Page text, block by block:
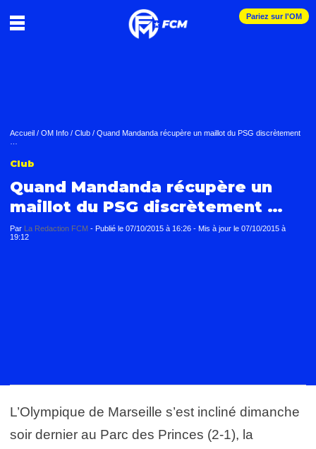
Pariez sur l'OM
Accueil / OM Info / Club / Quand Mandanda récupère un maillot du PSG discrètement
Club
Quand Mandanda récupère un
maillot du PSG discrètement …
Par La Redaction FCM - Publié le 07/10/2015 à 16:26 - Mis à jour le 07/10/2015 à
19:12
L’Olympique de Marseille s’est incliné dimanche
soir dernier au Parc des Princes (2-1), la